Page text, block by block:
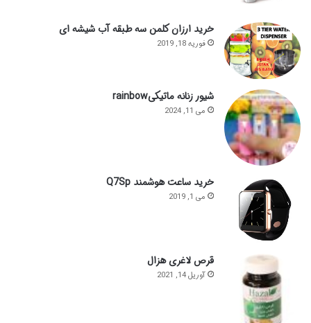
خرید ارزان کلمن سه طبقه آب شیشه ای
فوریه 18, 2019
شیور زنانه ماتیکیrainbow
می 11, 2024
خرید ساعت هوشمند Q7Sp
می 1, 2019
قرص لاغری هزال
آوریل 14, 2021